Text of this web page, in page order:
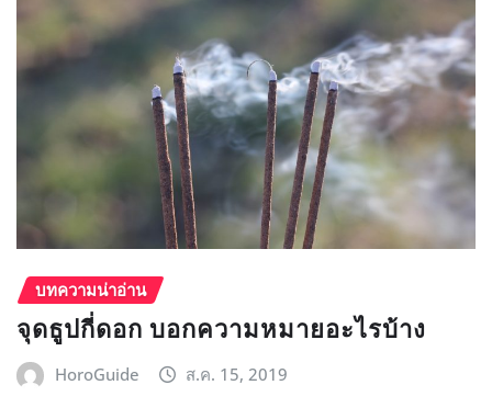
บทความน่าอ่าน
จุดธูปกี่ดอก บอกความหมายอะไรบ้าง
HoroGuide ส.ค. 15, 2019